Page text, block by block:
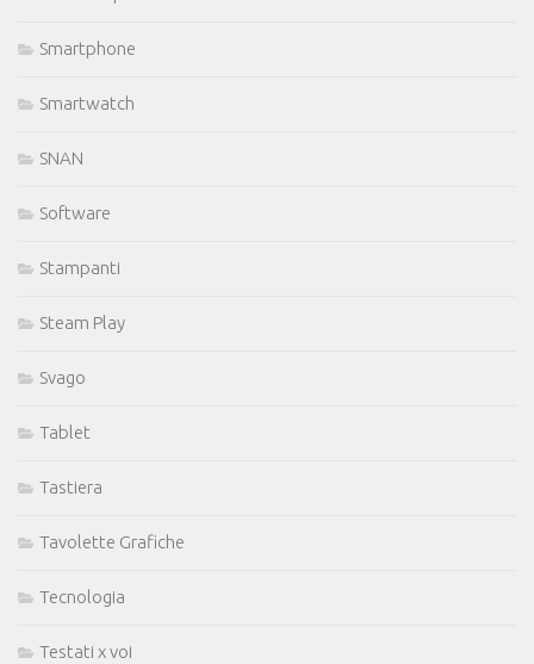
Smartphone
Smartwatch
SNAN
Software
Stampanti
Steam Play
Svago
Tablet
Tastiera
Tavolette Grafiche
Tecnologia
Testati x voi